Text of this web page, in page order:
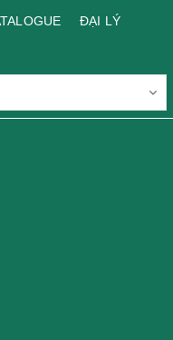
ĐẠI LÝ